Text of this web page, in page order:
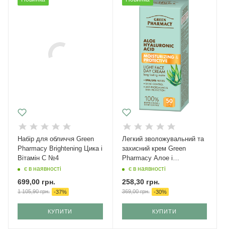
Набір для обличчя Green
Рharmacy Brightening Цика і
Вітамін С №4
є в наявності
699,00 грн.
1 105,90грн. -37%
КУПИТИ
Легкий зволожувальний та
захисний крем Green
Pharmacy Алое і
Гіалуронова кислота SPF
є в наявності
258,30грн.
369,00грн. -30%
КУПИТИ